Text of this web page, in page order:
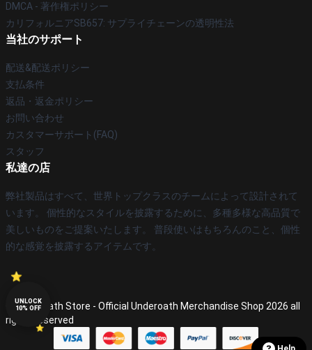
DMCA - 著作権ポリシー
カリフォルニアSB657: サプライチェーンの透明性法
当社のサポート
配送&配送ポリシー
支払条件
返品・返金ポリシー
お問い合わせ
カスタマーサポート(FAQ)
スタッフ
私達の店
弊社製品はすべて、世界トップクラスのチームによって設計されて
います。 個性的なスタイルを披露するために、多種多様な高品質で
美しいものをご提案いたします。 普段使いはもちろんのこと、個性
的な感覚を披露するアイテムです。
© Underoath Store - Official Underoath Merchandise Shop 2026 all
rights reserved
UNLOCK
10% OFF